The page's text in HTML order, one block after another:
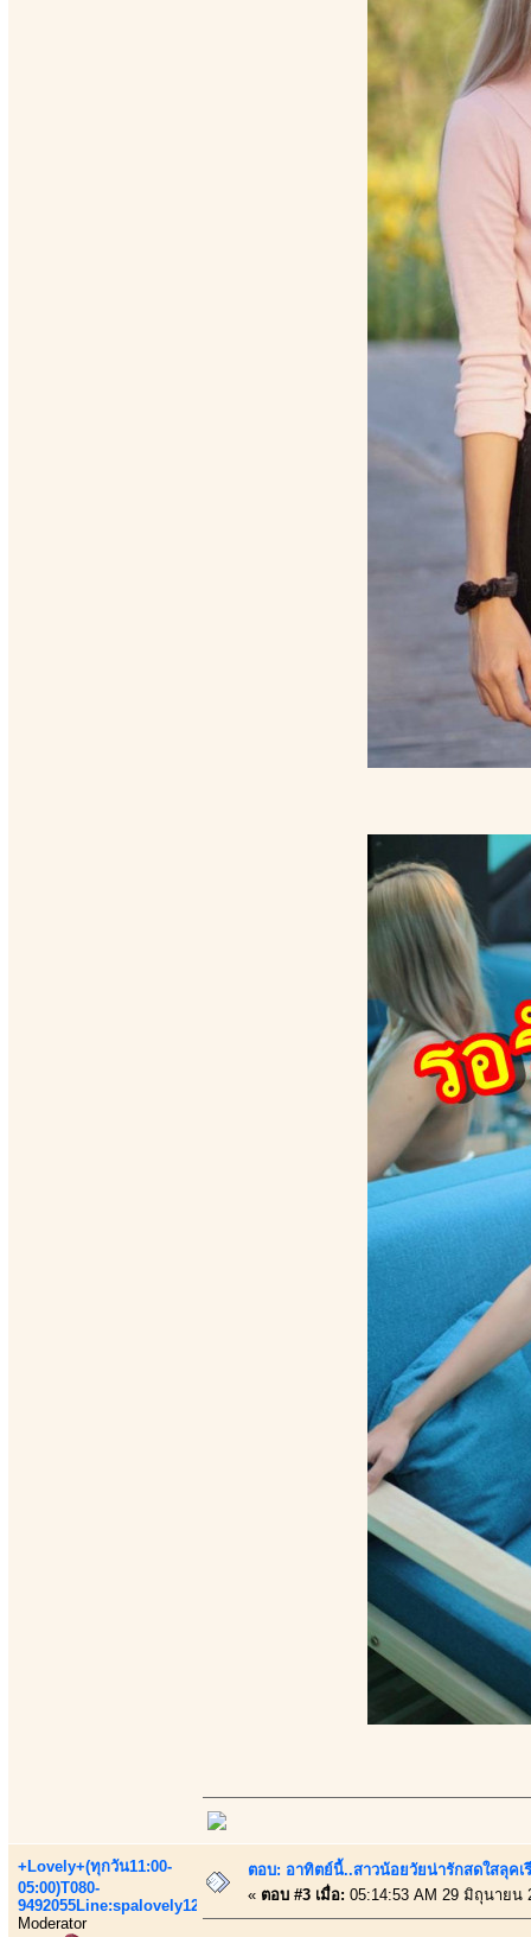
+Lovely+(ทุกวัน11:00-
05:00)T080-
9492055Line:spalovely123
Moderator
ตอบ: อาทิตย์นี้..สาวน้อยวัยน่ารักสดใสลุคเ
« ตอบ #3 เมื่อ: 05:14:53 AM 29 มิถุนายน